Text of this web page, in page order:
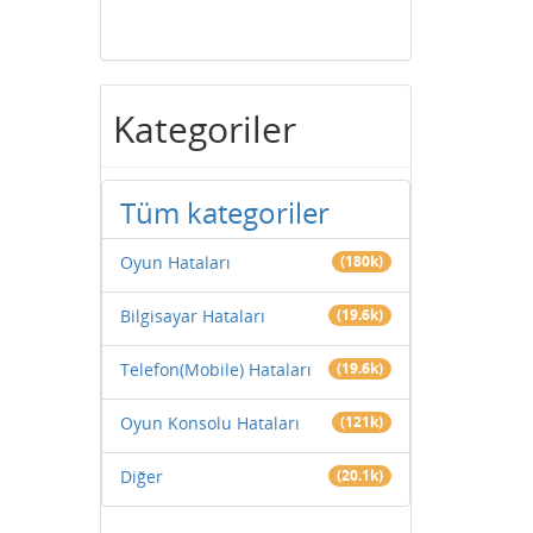
Kategoriler
Tüm kategoriler
Oyun Hataları (180k)
Bilgisayar Hataları (19.6k)
Telefon(Mobile) Hataları (19.6k)
Oyun Konsolu Hataları (121k)
Diğer (20.1k)